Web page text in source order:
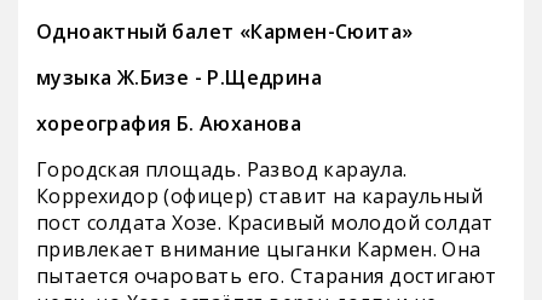
Одноактный балет «Кармен-Сюита»
музыка Ж.Бизе - Р.Щедрина
хореография Б. Аюханова
Городская площадь. Развод караула.
Коррехидор (офицер) ставит на караульный
пост солдата Хозе. Красивый молодой солдат
привлекает внимание цыганки Кармен. Она
пытается очаровать его. Старания достигают